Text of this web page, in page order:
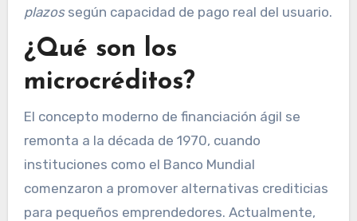
plazossegún capacidad de pago real del usuario.
¿Qué son los
microcréditos?
El concepto moderno de financiación ágil se
remonta a la década de 1970, cuando
instituciones como el Banco Mundial
comenzaron a promover alternativas crediticias
para pequeños emprendedores. Actualmente,